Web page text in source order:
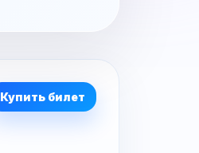
Купить билет